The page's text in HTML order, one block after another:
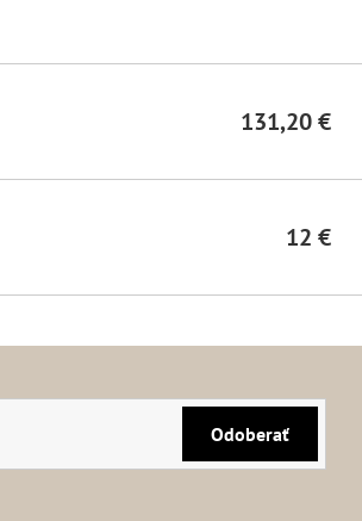
131,20 €
12 €
Odoberať